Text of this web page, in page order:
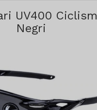
UV400 Ciclism
Negri